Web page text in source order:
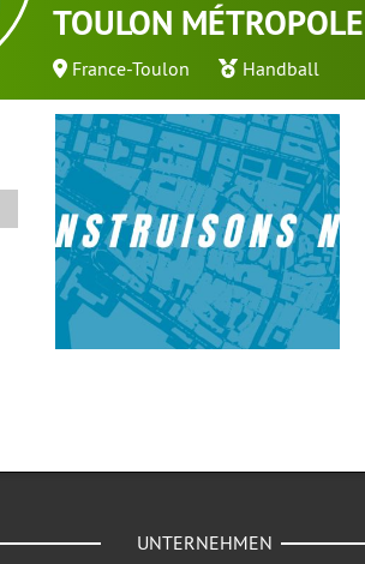
TOULON
France-Toulon Handball
UNTERNEHMEN